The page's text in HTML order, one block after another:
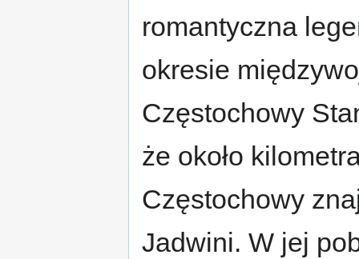
romantyczna
okresie
Częstochowy
że około
Częstochowy
Jadwini. W jej